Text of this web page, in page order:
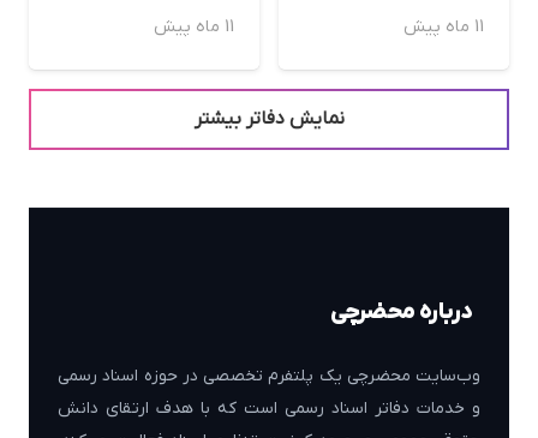
11 ماه پیش 11 ماه پیش
نمایش دفاتر بیشتر
درباره محضرچی
وب‌سایت محضرچی یک پلتفرم تخصصی در حوزه اسناد رسمی
و خدمات دفاتر اسناد رسمی است که با هدف ارتقای دانش